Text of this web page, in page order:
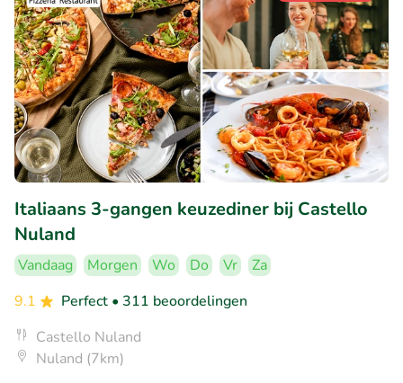
Italiaans 3-gangen keuzediner bij Castello
Nuland
Vandaag Morgen Wo Do Vr
Za
9.1
Perfect • 311 beoordelingen
Castello Nuland
Nuland (7km)